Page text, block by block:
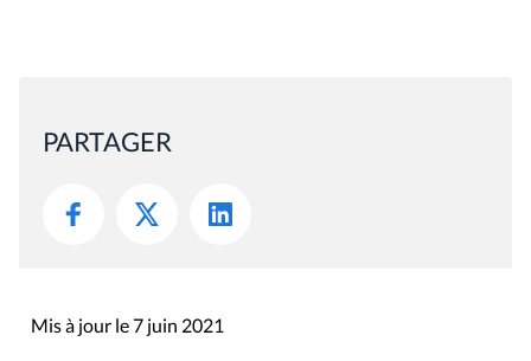
PARTAGER
Mis à jour le 7 juin 2021